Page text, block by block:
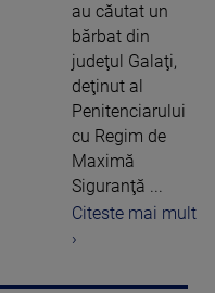
au căutat un
bărbat din
judeţul Galaţi,
deţinut al
Penitenciarului
cu Regim de
Maximă
Siguranţă ...
Citeste mai mult
›